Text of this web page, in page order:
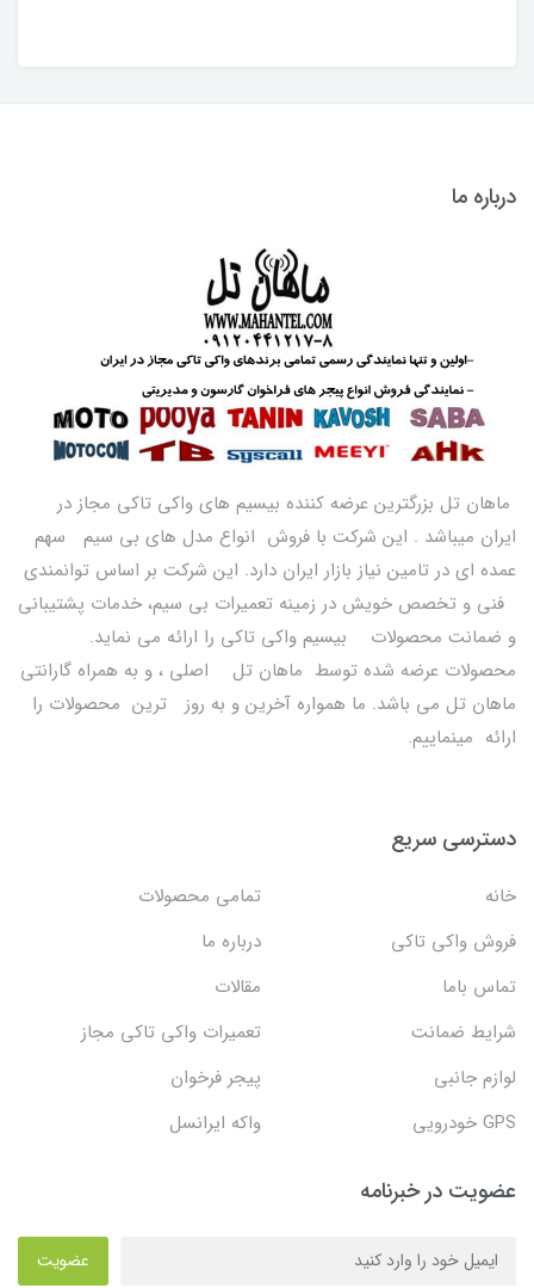
درباره ما
ماهان تل بزرگترین عرضه کننده بیسیم های واکی تاکی مجاز در
ایران میباشد . این شرکت با فروش انواع مدل های بی سیم سهم
عمده ای در تامین نیاز بازار ایران دارد. این شرکت بر اساس توانمندی
فنی و تخصص خویش در زمینه تعمیرات بی سیم، خدمات پشتیبانی
و ضمانت محصولات بیسیم واکی تاکی را ارائه می نماید.
محصولات عرضه شده توسط ماهان تل اصلی ، و به همراه گارانتی
ماهان تل می باشد. ما همواره آخرین و به روز ترین محصولات را
ارائه مینماییم.
دسترسی سریع
خانه
تمامی محصولات
فروش واکی تاکی
درباره ما
تماس باما
مقالات
شرایط ضمانت
تعمیرات واکی تاکی مجاز
لوازم جانبی
پیجر فرخوان
GPS خودرویی
واکه ایرانسل
عضویت در خبرنامه
عضویت